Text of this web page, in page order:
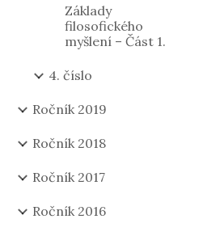
Základy
filosofického
myšlení – Část 1.
4. číslo
Ročník 2019
Ročník 2018
Ročník 2017
Ročník 2016